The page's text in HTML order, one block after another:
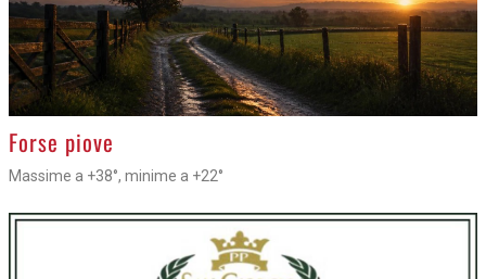
>
Forse piove
Massime a +38°, minime a +22°